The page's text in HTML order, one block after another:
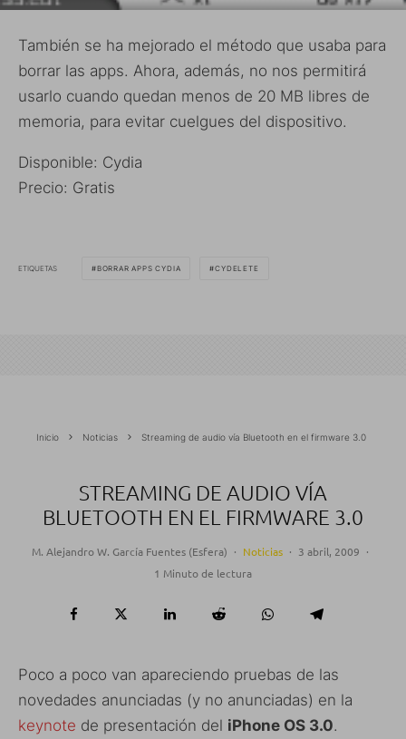
También se ha mejorado el método que usaba para
borrar las apps. Ahora, además, no nos permitirá
usarlo cuando quedan menos de 20 MB libres de
memoria, para evitar cuelgues del dispositivo.
Disponible: Cydia
Precio: Gratis
ETIQUETAS BORRAR APPS CYDIA CYDELETE
Inicio Noticias Streaming de audio vía Bluetooth en el firmware 3.0
STREAMING DE AUDIO VÍA
BLUETOOTH EN EL FIRMWARE 3.0
M. Alejandro W. García Fuentes (Esfera) · Noticias · 3 abril, 2009 ·
1 Minuto de lectura
Poco a poco van apareciendo pruebas de las
novedades anunciadas (y no anunciadas) en la
keynote de presentación del iPhone OS 3.0.